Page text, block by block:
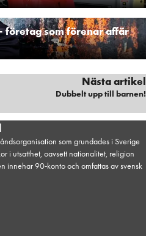
företag som förenar affär
Nästa artikel
Dubbelt upp till barnen!
som grundades i Sverige
i utsatthet, oavsett nationalitet, religion
innehar 90-konto och omfattas av svensk